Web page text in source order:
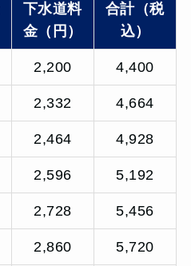
下水道料
金（円）
合計（税
込）
2,200 4,400
2,332 4,664
2,464 4,928
2,596 5,192
2,728 5,456
2,860 5,720